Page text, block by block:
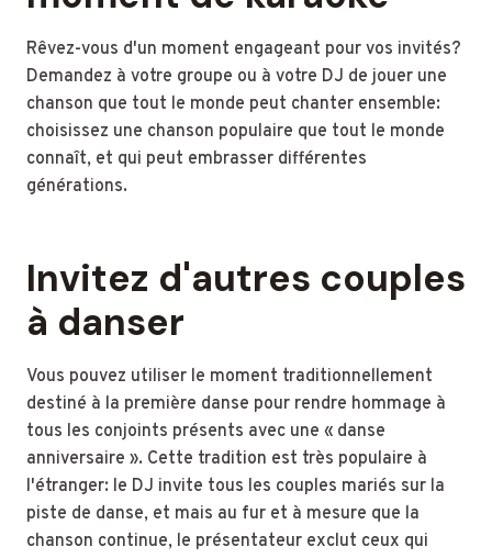
Rêvez-vous d'un moment engageant pour vos invités?
Demandez à votre groupe ou à votre DJ de jouer une
chanson que tout le monde peut chanter ensemble:
choisissez une chanson populaire que tout le monde
connaît, et qui peut embrasser différentes
générations.
Invitez d'autres couples
à danser
Vous pouvez utiliser le moment traditionnellement
destiné à la première danse pour rendre hommage à
tous les conjoints présents avec une « danse
anniversaire ». Cette tradition est très populaire à
l'étranger: le DJ invite tous les couples mariés sur la
piste de danse, et mais au fur et à mesure que la
chanson continue, le présentateur exclut ceux qui